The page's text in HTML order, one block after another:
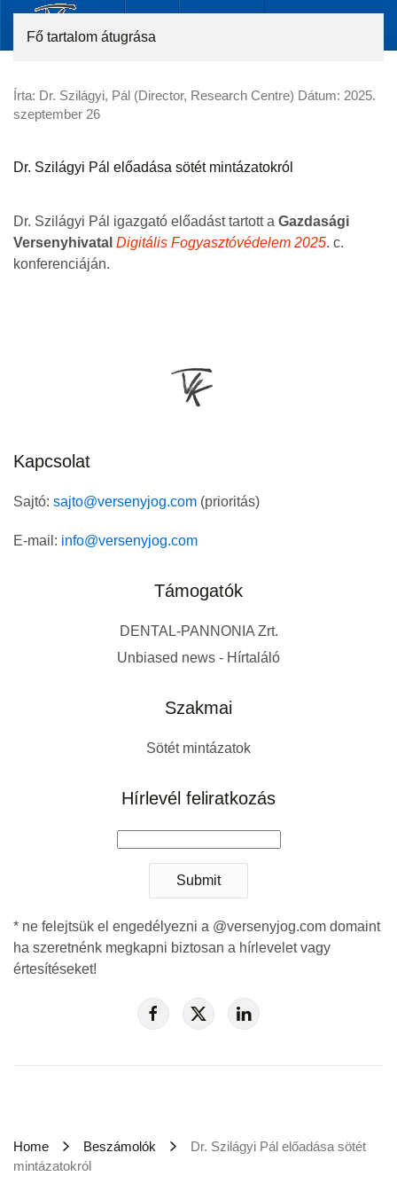
Fő tartalom átugrása
Írta: Dr. Szilágyi, Pál (Director, Research Centre) Dátum: 2025.
szeptember 26
Dr. Szilágyi Pál előadása sötét mintázatokról
Dr. Szilágyi Pál igazgató előadást tartott a Gazdasági
Versenyhivatal Digitális Fogyasztóvédelem 2025. c.
konferenciáján.
Kapcsolat
Sajtó: sajto@versenyjog.com (prioritás)
E-mail: info@versenyjog.com
Támogatók
DENTAL-PANNONIA Zrt.
Unbiased news - Hírtaláló
Szakmai
Sötét mintázatok
Hírlevél feliratkozás
Submit
* ne felejtsük el engedélyezni a @versenyjog.com domaint
ha szeretnénk megkapni biztosan a hírlevelet vagy
értesítéseket!
Home Beszámolók
Dr. Szilágyi Pál előadása sötét
mintázatokról